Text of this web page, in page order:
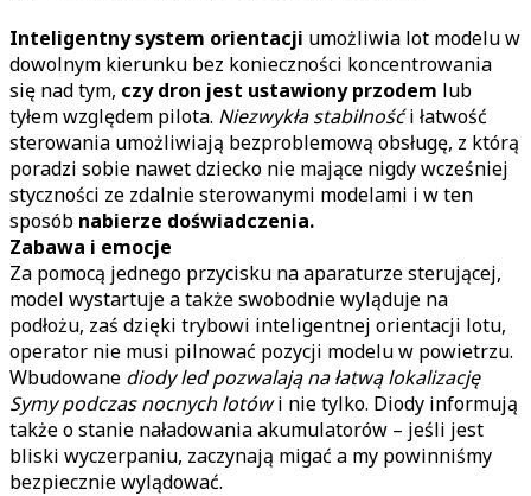
Inteligentny system orientacji umożliwia lot modelu w
dowolnym kierunku bez konieczności koncentrowania
się nad tym, czy dron jest ustawiony przodem lub
tyłem względem pilota. Niezwykła stabilnośći łatwość
sterowania umożliwiają bezproblemową obsługę, z którą
poradzi sobie nawet dziecko nie mające nigdy wcześniej
styczności ze zdalnie sterowanymi modelami i w ten
sposób nabierze doświadczenia.
Zabawa i emocje
Za pomocą jednego przycisku na aparaturze sterującej,
model wystartuje a także swobodnie wyląduje na
podłożu, zaś dzięki trybowi inteligentnej orientacji lotu,
operator nie musi pilnować pozycji modelu w powietrzu.
Wbudowane diody led pozwalają na łatwą lokalizację
Symy podczas nocnych lotówi nie tylko. Diody informują
także o stanie naładowania akumulatorów – jeśli jest
bliski wyczerpaniu, zaczynają migać a my powinniśmy
bezpiecznie wylądować.